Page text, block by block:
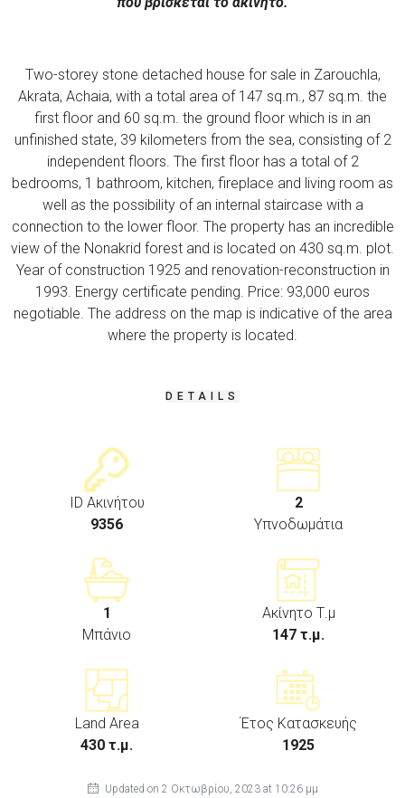
Two-storey stone detached house for sale in Zarouchla,
Akrata, Achaia, with a total area of ​​147 sq.m., 87 sq.m. the
first floor and 60 sq.m. the ground floor which is in an
unfinished state, 39 kilometers from the sea, consisting of 2
independent floors. The first floor has a total of 2
bedrooms, 1 bathroom, kitchen, fireplace and living room as
well as the possibility of an internal staircase with a
connection to the lower floor. The property has an incredible
view of the Nonakrid forest and is located on 430 sq.m. plot.
Year of construction 1925 and renovation-reconstruction in
1993. Energy certificate pending. Price: 93,000 euros
negotiable. The address on the map is indicative of the area
where the property is located.
DETAILS
ID Ακινήτου
9356
2
Υπνοδωμάτια
1
Μπάνιο
Ακίνητο Τ.μ
147 τ.μ.
Land Area
430 τ.μ.
Έτος Κατασκευής
1925
Updated on 2 Οκτωβρίου, 2023 at 10:26 μμ